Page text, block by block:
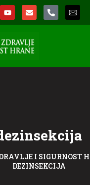
I SIGURNOST
DEZINSEKCIJA